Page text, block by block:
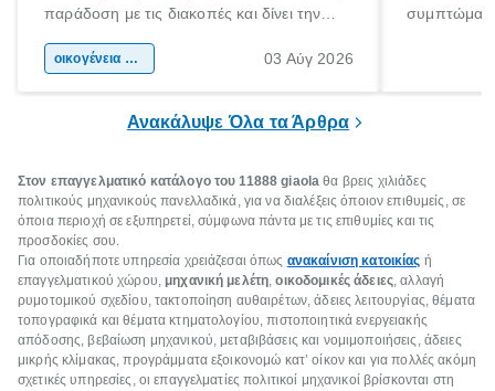
παράδοση με τις διακοπές και δίνει την
χώρας. Είτε πρόκειται για λίγες μέρες
οικογένεια & παιδί 03 Αύγ 2026
Ανακάλυψε Όλα τα Άρθρα
Στον επαγγελματικό κατάλογο του 11888giaola θα βρεις χιλιάδες
πολιτικούς μηχανικούς πανελλαδικά, για να διαλέξεις όποιον επιθυμείς, σε
όποια περιοχή σε εξυπηρετεί, σύμφωνα πάντα με τις επιθυμίες και τις
προσδοκίες σου.
Για οποιαδήποτε υπηρεσία χρειάζεσαι όπως ανακαίνιση κατοικίας ή
επαγγελματικού χώρου, μηχανική μελέτη,οικοδομικές άδειες, αλλαγή
ρυμοτομικού σχεδίου, τακτοποίηση αυθαιρέτων, άδειες λειτουργίας, θέματα
τοπογραφικά και θέματα κτηματολογίου, πιστοποιητικά ενεργειακής
απόδοσης, βεβαίωση μηχανικού, μεταβιβάσεις και νομιμοποιήσεις, άδειες
μικρής κλίμακας, προγράμματα εξοικονομώ κατ’ οίκον και για πολλές ακόμη
σχετικές υπηρεσίες, οι επαγγελματίες πολιτικοί μηχανικοί βρίσκονται στη